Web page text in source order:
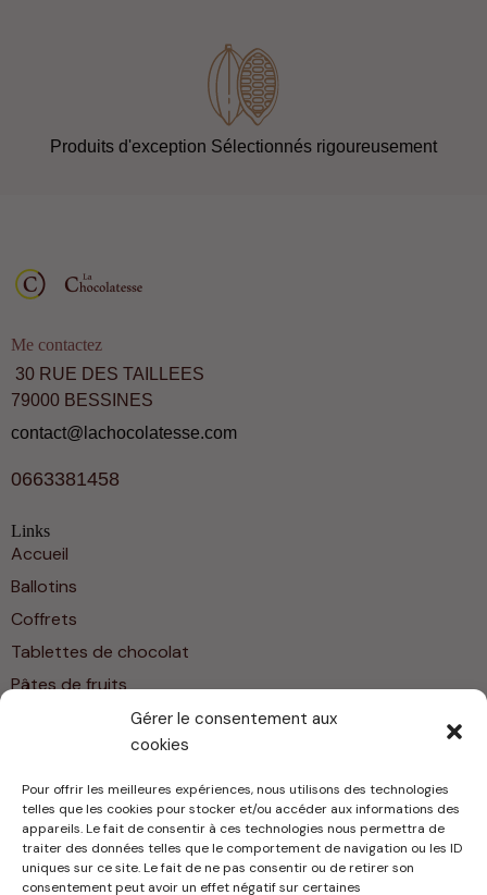
Gérer le consentement aux
cookies
Pour offrir les meilleures expériences, nous utilisons des technologies
telles que les cookies pour stocker et/ou accéder aux informations des
appareils. Le fait de consentir à ces technologies nous permettra de
traiter des données telles que le comportement de navigation ou les ID
uniques sur ce site. Le fait de ne pas consentir ou de retirer son
consentement peut avoir un effet négatif sur certaines
Produits d'exception Sélectionnés rigoureusement
Me contactez
30 RUE DES TAILLEES
79000 BESSINES
contact@lachocolatesse.com
0663381458
Links
Accueil
Ballotins
Coffrets
Tablettes de chocolat
Pâtes de fruits
About Us
Shop
Contact